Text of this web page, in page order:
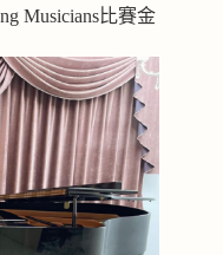
Musicians比賽金